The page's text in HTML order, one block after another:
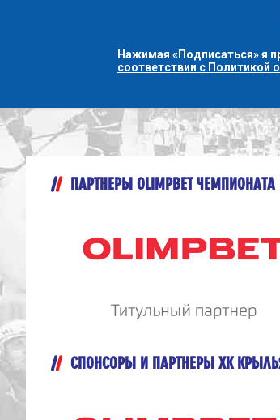
Нажимая «Подписаться» я
соответствии с Политикой
ПАРТНЕРЫ OLIMPBET
СПОНСОРЫ И ПАРТНЕРЫ ХК